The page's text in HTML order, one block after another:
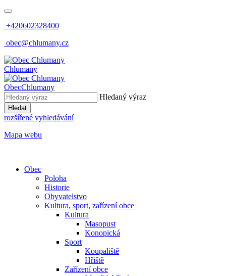
+420602328400
obec@chlumany.cz
Chlumany
ObecChlumany
Hledaný výraz
Hledat
rozšířené vyhledávání
Mapa webu
Obec
Poloha
Historie
Obyvatelstvo
Kultura, sport, zařízení obce
Kultura
Masopust
Konopická
Sport
Koupaliště
Hřiště
Zařízení obce